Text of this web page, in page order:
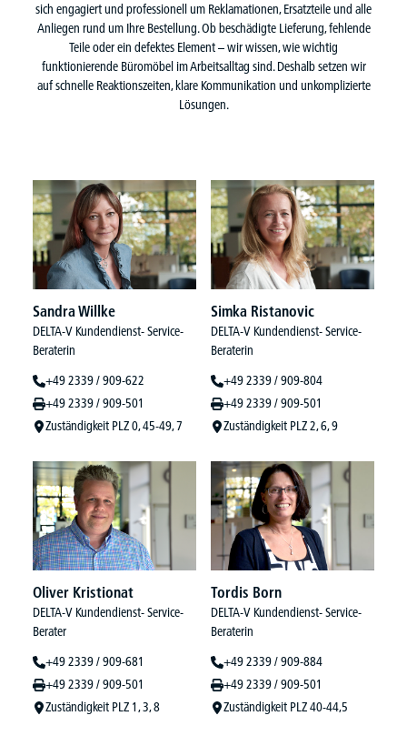
sich engagiert und professionell um Reklamationen, Ersatzteile und alle
Anliegen rund um Ihre Bestellung. Ob beschädigte Lieferung, fehlende
Teile oder ein defektes Element – wir wissen, wie wichtig
funktionierende Büromöbel im Arbeitsalltag sind. Deshalb setzen wir
auf schnelle Reaktionszeiten, klare Kommunikation und unkomplizierte
Lösungen.
Sandra Willke
DELTA-V Kundendienst- Service-
Beraterin
+49 2339 / 909-622
+49 2339 / 909-501
Zuständigkeit PLZ 0, 45-49, 7
Simka Ristanovic
DELTA-V Kundendienst- Service-
Beraterin
+49 2339 / 909-804
+49 2339 / 909-501
Zuständigkeit PLZ 2, 6, 9
Oliver Kristionat
DELTA-V Kundendienst- Service-
Berater
+49 2339 / 909-681
+49 2339 / 909-501
Zuständigkeit PLZ 1, 3, 8
Tordis Born
DELTA-V Kundendienst- Service-
Beraterin
+49 2339 / 909-884
+49 2339 / 909-501
Zuständigkeit PLZ 40-44,5